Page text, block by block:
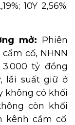
10Y 2,56%;
mở: Phiên
cố, NHNN
tỷ đồng
lãi suất giữ ở
không có khối
còn khối
kênh cầm cố.